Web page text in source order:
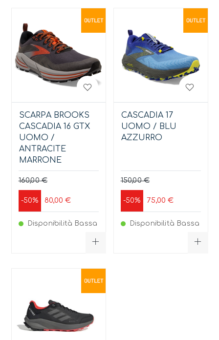
SCARPA BROOKS
CASCADIA 16 GTX
UOMO /
ANTRACITE
MARRONE
160,00 €
-50% 80,00 €
Disponibilità Bassa
CASCADIA 17
UOMO / BLU
AZZURRO
150,00 €
-50% 75,00 €
Disponibilità Bassa